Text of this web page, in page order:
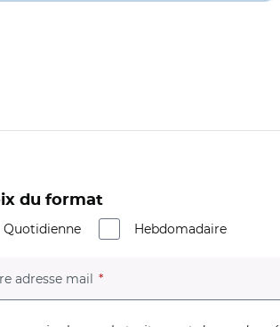
du format
Quotidienne
Hebdomadaire
adresse mail (champ obligatoire)